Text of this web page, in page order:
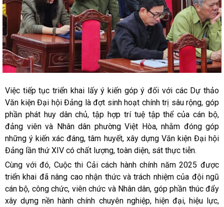
Việc tiếp tục triển khai lấy ý kiến góp ý đối với các Dự thảo
Văn kiện Đại hội Đảng là đợt sinh hoạt chính trị sâu rộng, góp
phần phát huy dân chủ, tập hợp trí tuệ tập thể của cán bộ,
đảng viên và Nhân dân phường Việt Hòa, nhằm đóng góp
những ý kiến xác đáng, tâm huyết, xây dựng Văn kiện Đại hội
Đảng lần thứ XIV có chất lượng, toàn diện, sát thực tiễn.
Cùng với đó, Cuộc thi Cải cách hành chính năm 2025 được
triển khai đã nâng cao nhận thức và trách nhiệm của đội ngũ
cán bộ, công chức, viên chức và Nhân dân, góp phần thúc đẩy
xây dựng nền hành chính chuyên nghiệp, hiện đại, hiệu lực,